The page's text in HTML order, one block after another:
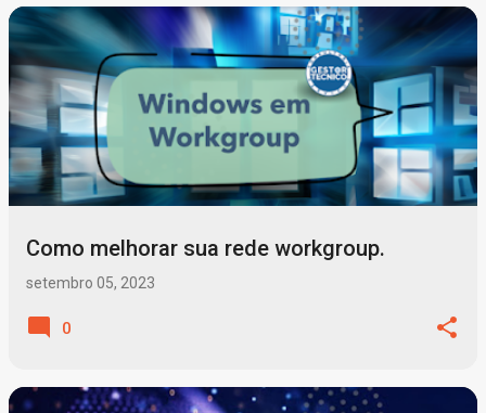
Como melhorar sua rede workgroup.
setembro 05, 2023
0